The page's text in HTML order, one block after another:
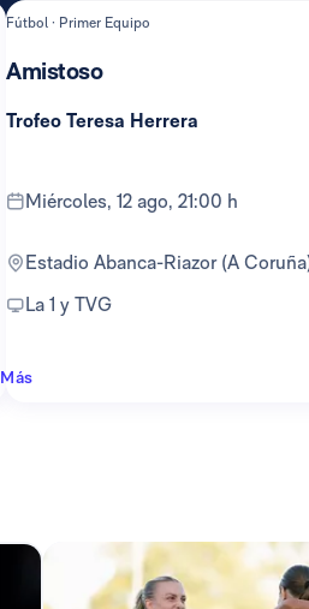
Fútbol · Primer Equipo
Amistoso
Trofeo Teresa Herrera
miércoles, 12 ago, 21:00 h
Estadio Abanca-Riazor (A
La 1 y TVG
Más